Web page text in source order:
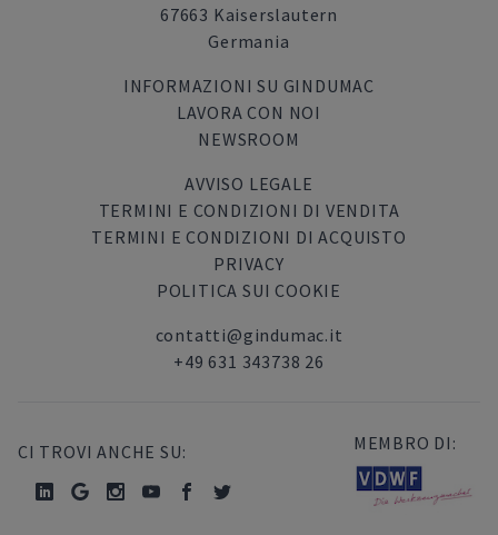
67663 Kaiserslautern
Germania
INFORMAZIONI SU GINDUMAC
LAVORA CON NOI
NEWSROOM
AVVISO LEGALE
TERMINI E CONDIZIONI DI VENDITA
TERMINI E CONDIZIONI DI ACQUISTO
PRIVACY
POLITICA SUI COOKIE
contatti@gindumac.it
+49 631 343738 26
CI TROVI ANCHE SU: MEMBRO DI: